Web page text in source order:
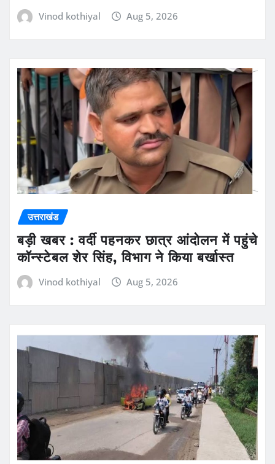
Vinod kothiyal Aug 5, 2026
उत्तराखंड
बड़ी खबर : वर्दी पहनकर छात्र आंदोलन में पहुंचे
कॉन्स्टेबल शेर सिंह, विभाग ने किया बर्खास्त
Vinod kothiyal Aug 5, 2026